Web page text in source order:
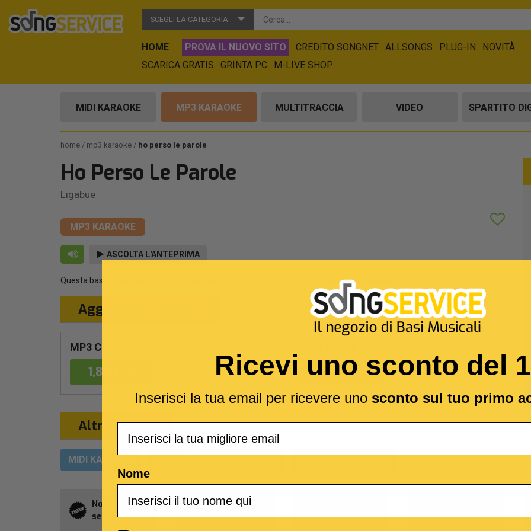
SCEGLI LA CATEGORIA
HOME PROVA IL NUOVO SITO CREDITO SONGNET ALLSONGS PLUG-IN
NOVITÀ
SCARICA GRATIS
GRINTA PC M-LIVE SHOP
MIDI KARAOKE MP3 KARAOKE MULTITRACCIA VIDEO SPARTITO
home mp3 karaoke ho perso le parole
Ho Perso Le Parole
Ligabue
MP3 KARAOKE
ASCOLTA L'ANTEPRIMA
Questa base musicale è una cover del brano reso celebre da
Aggiungi al Carrello
MP3 Con testo
1,89 € 1,89 €
Altri formati
MIDI KARAOKE
Novità della
settimana
Abbonamento
Allsongs
Ricevi uno sconto del
Inserisci la tua email per ricevere uno sconto sul tuo primo
Nome